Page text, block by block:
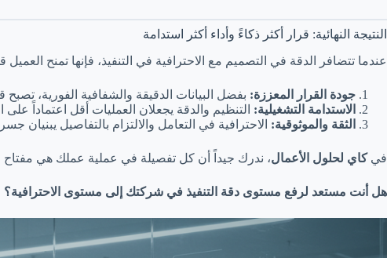
النتيجة النهائية: قرار أكثر ذكاءً وأداء أكثر استدامة
عندما تتضافر الدقة في التصميم مع الاحترافية في التنفيذ، فإنها تمنح
جودة القرار المعززة: بفضل البيانات الدقيقة والشفافية الفورية،
الاستدامة التشغيلية: التنظيم والدقة يجعلان العمليات أقل اعتماداً
الثقة والموثوقية: الاحترافية في التعامل والالتزام بالتفاصيل
فيكاي لحلول الأعمال، ندرك جيداً أن كل تفصيلة في عملية عملك هي مفتاح
هل أنت مستعد لرفع مستوى دقة التنفيذ في شركتك إلى مستوى الاحترافية؟